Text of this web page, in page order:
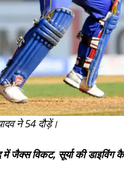
ने 54 दौड़ें।
जैक्स विकट, सूर्या की डाइविंग